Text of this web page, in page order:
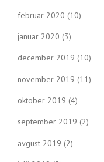
februar 2020 (10)
januar 2020 (3)
december 2019 (10)
november 2019 (11)
oktober 2019 (4)
september 2019 (2)
avgust 2019 (2)